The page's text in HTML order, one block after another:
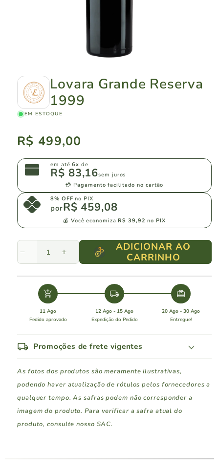
Lovara Grande Reserva
1999
EM ESTOQUE
Preço
R$ 499,00
em até6x de
R$ 83,16sem juros
💳 Pagamento facilitado no cartão
8% OFF no PIX
porR$ 459,08
💰 Você economizaR$ 39,92 no PIX
Diminuir
a
quantidade
Lovara
Grande
Reserva
Aumentar
a
quantidade
Lovara
Grande
Reserva
ADICIONAR AO
CARRINHO
add_shopping_cart
11 Ago
Pedido aprovado
local_shipping
12 Ago - 15 Ago
Expedição do Pedido
redeem
20 Ago - 30 Ago
Entregue!
local_shipping Promoções de frete vigentes
As fotos dos produtos são meramente ilustrativas,
podendo haver atualização de rótulos pelos fornecedores a
qualquer tempo. As safras podem não corresponder a
imagem do produto. Para verificar a safra atual do
produto, consulte nosso SAC.